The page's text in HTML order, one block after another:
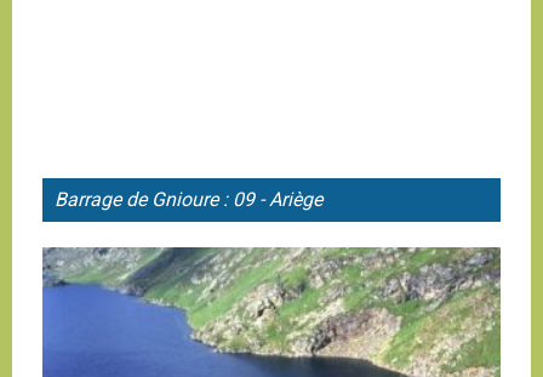
Barrage de Gnioure : 09 - Ariège